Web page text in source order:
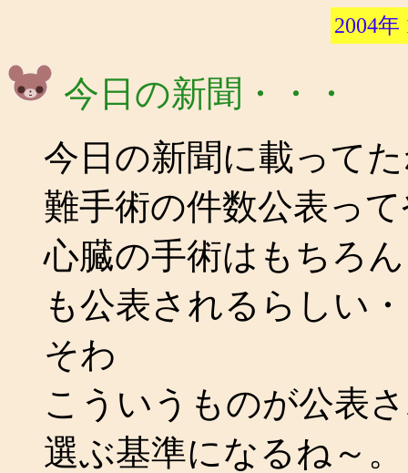
2004年
今日の新聞・・・
今日の新聞に載って
難手術の件数公表っ
心臓の手術はもちろ
も公表されるらしい
そわ
こういうものが公表
選ぶ基準になるね～。